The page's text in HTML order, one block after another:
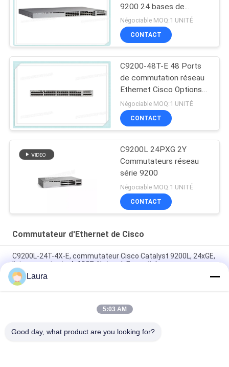
9200 24 bases de
réseau de commutateur
du port PoE+
Négociable MOQ:1 UNITÉ
CONTACT
C9200-48T-E 48 Ports
de commutation réseau
Ethernet Cisco Options
de liaison montante
modulaire de données
Négociable MOQ:1 UNITÉ
CONTACT
C9200L 24PXG 2Y
Commutateurs réseau
série 9200
Négociable MOQ:1 UNITÉ
CONTACT
Commutateur d'Ethernet de Cisco
C9200L-24T-4X-E, commutateur Cisco Catalyst 9200L, 24xGE,
liaison montante 4x10GE, Network Essentials
C9300L-24T-4G-E, commutateur Cisco Catalyst 9300, 24x1G
cuivre/4x1G SFP/données uniquement
C9500-48Y4C-A, commutateur Cisco Catalyst 9500, ports
Laura
5:03 AM
Good day, what product are you looking for?